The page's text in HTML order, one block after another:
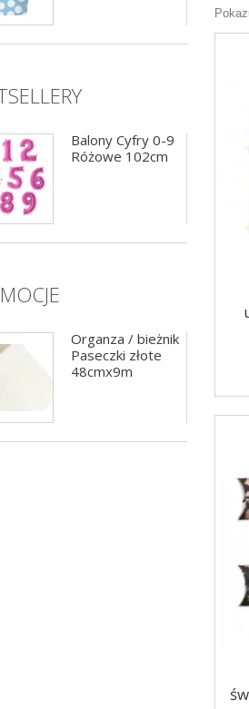
Balony Cyfry 0-9
Różowe 102cm
Organza / bieżnik
Paseczki złote
48cmx9m